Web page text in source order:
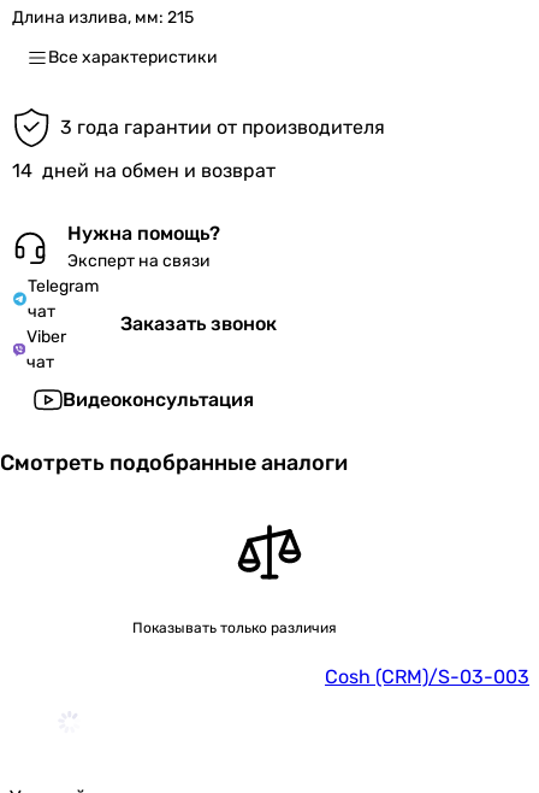
Длина излива, мм: 215
Все характеристики
3 года гарантии от производителя
14 дней на обмен и возврат
Нужна помощь?
Эксперт на связи
Telegram
чат
Viber
чат
Заказать звонок
Видеоконсультация
Смотреть подобранные аналоги
Показывать только различия
Cosh (CRM)/S-03-003